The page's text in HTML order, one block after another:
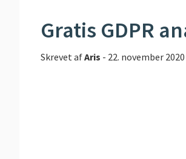
Gratis GDPR
Skrevet afAris - 22. november 2020